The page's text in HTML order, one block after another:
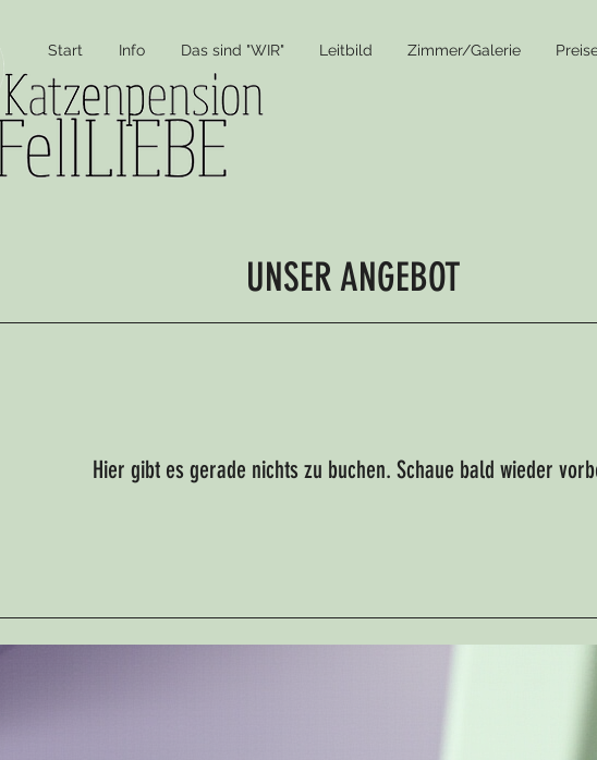
Start Info Das sind "WIR" Leitbild Zimmer/Galerie
UNSER ANGEBOT
Hier gibt es gerade nichts zu buchen. Schaue bald wieder